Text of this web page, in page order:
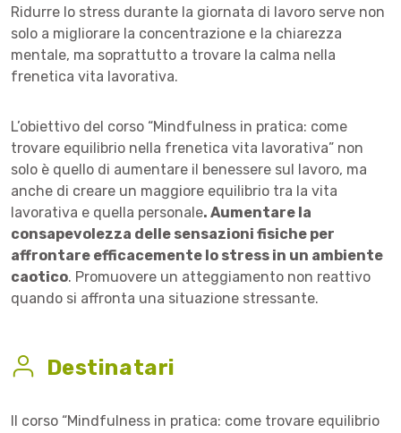
Ridurre lo stress durante la giornata di lavoro serve non
solo a migliorare la concentrazione e la chiarezza
mentale, ma soprattutto a trovare la calma nella
frenetica vita lavorativa.
L’obiettivo del corso “Mindfulness in pratica: come
trovare equilibrio nella frenetica vita lavorativa” non
solo è quello di aumentare il benessere sul lavoro, ma
anche di creare un maggiore equilibrio tra la vita
lavorativa e quella personale. Aumentare la
consapevolezza delle sensazioni fisiche per
affrontare efficacemente lo stress in un ambiente
caotico. Promuovere un atteggiamento non reattivo
quando si affronta una situazione stressante.
Destinatari
Il corso “Mindfulness in pratica: come trovare equilibrio